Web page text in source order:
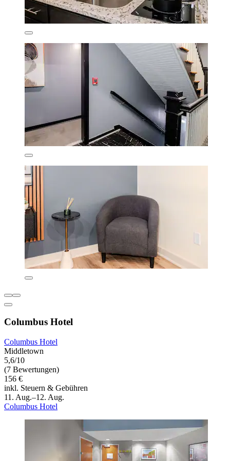
Columbus Hotel
Columbus Hotel
Middletown
5,6/10
(7 Bewertungen)
156 €
inkl. Steuern & Gebühren
11. Aug.–12. Aug.
Columbus Hotel